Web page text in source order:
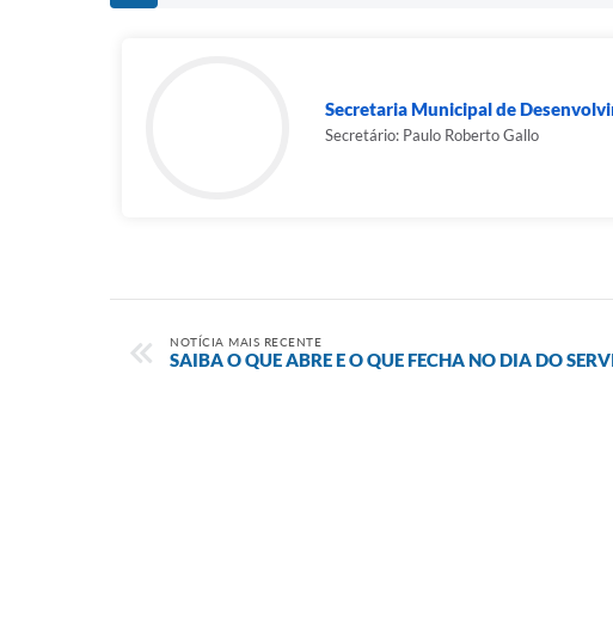
Secretaria Municipal de
Secretário: Paulo Roberto Gallo
NOTÍCIA MAIS RECENTE
SAIBA O QUE ABRE E O QUE FECHA NO DIA DO